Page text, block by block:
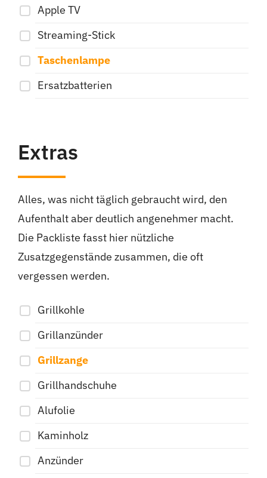
Apple TV
Streaming-Stick
Taschenlampe
Ersatzbatterien
Extras
Alles, was nicht täglich gebraucht wird, den
Aufenthalt aber deutlich angenehmer macht.
Die Packliste fasst hier nützliche
Zusatzgegenstände zusammen, die oft
vergessen werden.
Grillkohle
Grillanzünder
Grillzange
Grillhandschuhe
Alufolie
Kaminholz
Anzünder